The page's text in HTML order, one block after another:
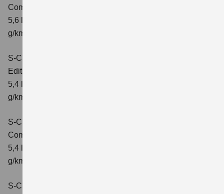
Comfort+
5,6 l/100km; kombinierter Wert der CO₂-Emission: 127
g/km; CO₂-Klasse: D
S-Cross 1.4 BOOSTERJET HYBRID
Edition
5,4 l/100 km; kombinierter Wert der CO2-Emission: 121
g/km; CO2-Klasse: D
S-Cross 1.4 BOOSTERJET HYBRID
Comfort
5,4 l/100 km; kombinierter Wert der CO2-Emission: 121
g/km; CO2-Klasse: D
S-Cross 1.4 BOOSTERJET HYBRID AT